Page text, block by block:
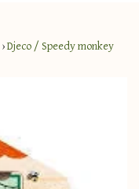
›Djeco / Speedy monkey